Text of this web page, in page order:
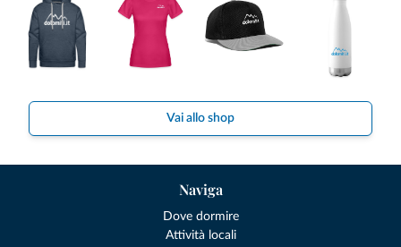
Vai allo shop
Naviga
Dove dormire
Attività locali